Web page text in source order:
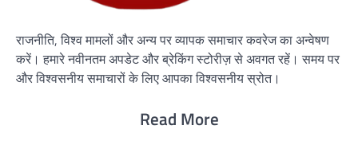
राजनीति, विश्व मामलों और अन्य पर व्यापक समाचार कवरेज का अन्वेषण
करें। हमारे नवीनतम अपडेट और ब्रेकिंग स्टोरीज़ से अवगत रहें। समय पर
और विश्वसनीय समाचारों के लिए आपका विश्वसनीय स्रोत।
Read More